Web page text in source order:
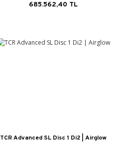
685.562,40 TL
TCR Advanced SL Disc 1 Di2 | Airglow